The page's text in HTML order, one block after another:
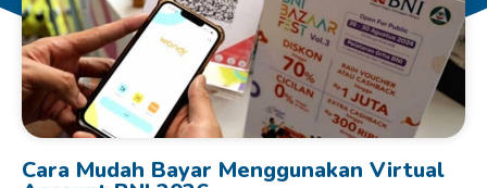
Cara Mudah Bayar Menggunakan Virtual